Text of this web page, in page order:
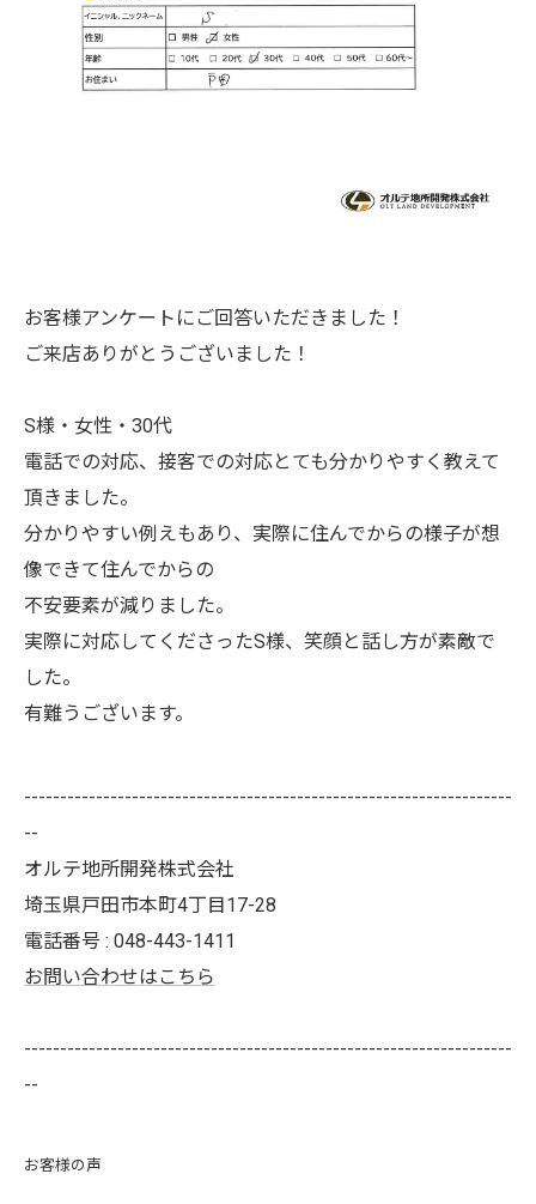
お客様アンケートにご回答いただきました！
ご来店ありがとうございました！
S様・女性・30代
電話での対応、接客での対応とても分かりやすく教えて
頂きました。
分かりやすい例えもあり、実際に住んでからの様子が想
像できて住んでからの
不安要素が減りました。
実際に対応してくださったS様、笑顔と話し方が素敵で
した。
有難うございます。
--------------------------------------------------------------------
--
オルテ地所開発株式会社
埼玉県戸田市本町4丁目17-28
電話番号 : 048-443-1411
お問い合わせはこちら
--------------------------------------------------------------------
--
お客様の声